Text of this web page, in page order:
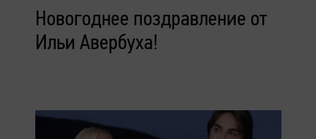
Новогоднее поздравление от
Ильи Авербуха!